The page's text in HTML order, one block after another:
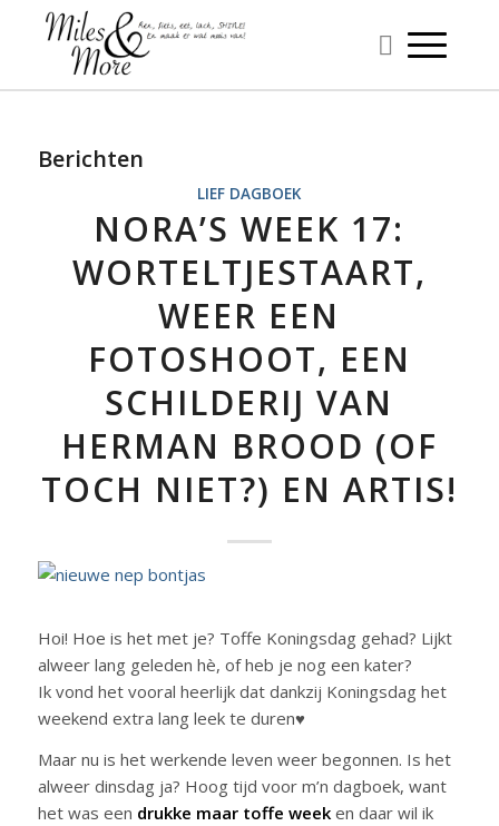
Berichten
LIEF DAGBOEK
NORA’S WEEK 17:
WORTELTJESTAART,
WEER EEN
FOTOSHOOT, EEN
SCHILDERIJ VAN
HERMAN BROOD (OF
TOCH NIET?) EN ARTIS!
Hoi! Hoe is het met je? Toffe Koningsdag gehad? Lijkt
alweer lang geleden hè, of heb je nog een kater?
Ik vond het vooral heerlijk dat dankzij Koningsdag het
weekend extra lang leek te duren♥
Maar nu is het werkende leven weer begonnen. Is het
alweer dinsdag ja? Hoog tijd voor m’n dagboek, want
het was een drukke maar toffe weeken daar wil ik